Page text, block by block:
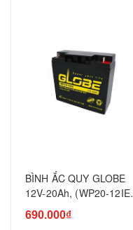
BÌNH ẮC QUY GLOBE
12V-20Ah, (WP20-12IE;
WP20-12NE) XE ĐẠP
ĐIỆN
690.000₫